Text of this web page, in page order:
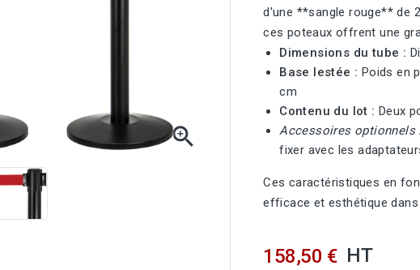

d'une **sangle rouge** de
ces poteaux offrent une
Dimensions du tube :
Base lestée : Poids en
cm
Contenu du lot : Deux
Accessoires optionnels
fixer avec les
Ces caractéristiques en
efficace et esthétique
158,50 € HT